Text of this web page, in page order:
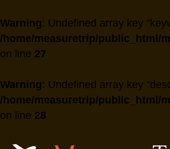
Warning: Undefined array key
/home/measuretrip/public_html/
on line 27
Warning: Undefined array key
/home/measuretrip/public_html/
on line 28